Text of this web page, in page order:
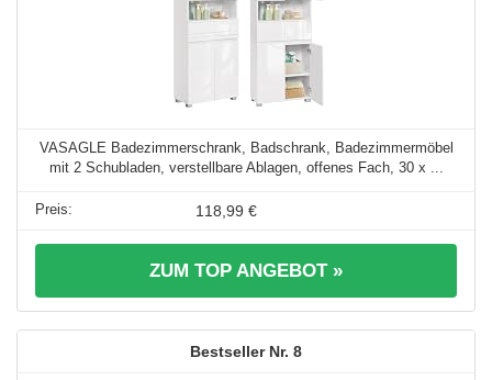
VASAGLE Badezimmerschrank, Badschrank, Badezimmermöbel
mit 2 Schubladen, verstellbare Ablagen, offenes Fach, 30 x ...
118,99 €
ZUM TOP ANGEBOT »
8